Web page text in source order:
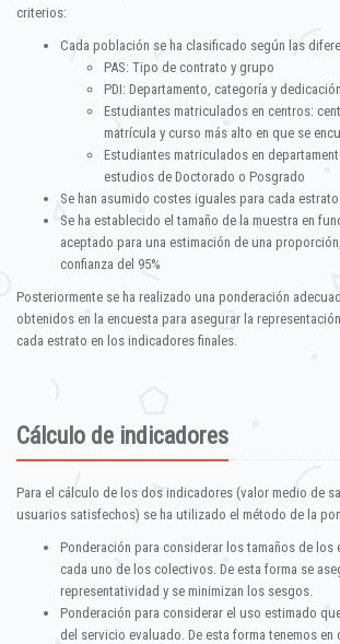
criterios:
Cada población se ha clasificado según las
PAS: Tipo de contrato y grupo
PDI: Departamento, categoría y dedicación
Estudiantes matriculados en centros:
matrícula y curso más alto en que se
Estudiantes matriculados en
estudios de Doctorado o Posgrado
Se han asumido costes iguales para cada
Se ha establecido el tamaño de la muestra en
aceptado para una estimación de una
confianza del 95%
Posteriormente se ha realizado una ponderación
obtenidos en la encuesta para asegurar la
cada estrato en los indicadores finales.
Cálculo de indicadores
Para el cálculo de los dos indicadores (valor medio de
usuarios satisfechos) se ha utilizado el método de la
Ponderación para considerar los tamaños de los
cada uno de los colectivos. De esta forma se
representatividad y se minimizan los sesgos.
Ponderación para considerar el uso estimado
del servicio evaluado. De esta forma tenemos en